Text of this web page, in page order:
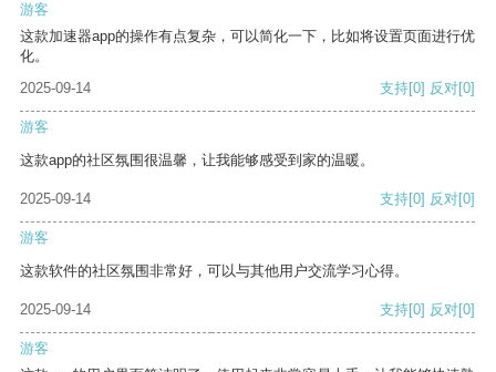
游客
这款加速器app的操作有点复杂，可以简化一下，比如将设置页面进行优
化。
2025-09-14
支持[0] 反对[0]
游客
这款app的社区氛围很温馨，让我能够感受到家的温暖。
2025-09-14 支持[0] 反对[0]
游客
这款软件的社区氛围非常好，可以与其他用户交流学习心得。
2025-09-14 支持[0] 反对[0]
游客